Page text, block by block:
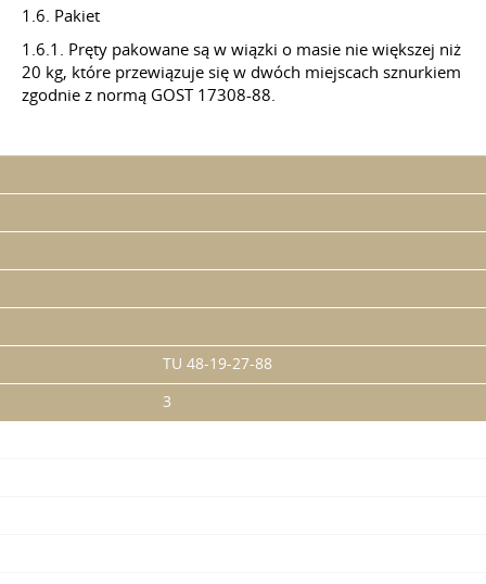
1.6. Pakiet
1.6.1. Pręty pakowane są w wiązki o masie nie większej niż
20 kg, które przewiązuje się w dwóch miejscach sznurkiem
zgodnie z normą GOST 17308-88.
TU 48-19-27-88
3